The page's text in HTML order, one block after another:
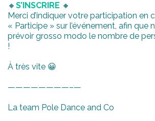
🔸 S’INSCRIRE 🔸
Merci d’indiquer votre participation en
« Participe » sur l’événement, afin que
prévoir grosso modo le nombre de
!
À très vite 😀
————————–—
La team Pole Dance and Co